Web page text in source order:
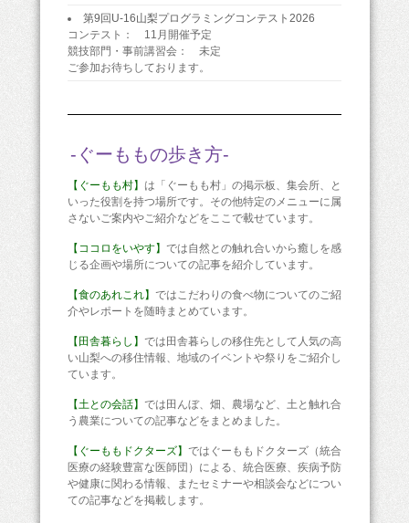
第9回U-16山梨プログラミングコンテスト2026
コンテスト： 11月開催予定
競技部門・事前講習会： 未定
ご参加お待ちしております。
-ぐーももの歩き方-
【ぐーもも村】 は「ぐーもも村」の掲示板、集会所、と
いった役割を持つ場所です。その他特定のメニューに属
さないご案内やご紹介などをここで載せています。
【ココロをいやす】 では自然との触れ合いから癒しを感
じる企画や場所についての記事を紹介しています。
【食のあれこれ】 ではこだわりの食べ物についてのご紹
介やレポートを随時まとめています。
【田舎暮らし】 では田舎暮らしの移住先として人気の高
い山梨への移住情報、地域のイベントや祭りをご紹介し
ています。
【土との会話】 では田んぼ、畑、農場など、土と触れ合
う農業についての記事などをまとめました。
【ぐーももドクターズ】 ではぐーももドクターズ（統合
医療の経験豊富な医師団）による、統合医療、疾病予防
や健康に関わる情報、またセミナーや相談会などについ
ての記事などを掲載します。